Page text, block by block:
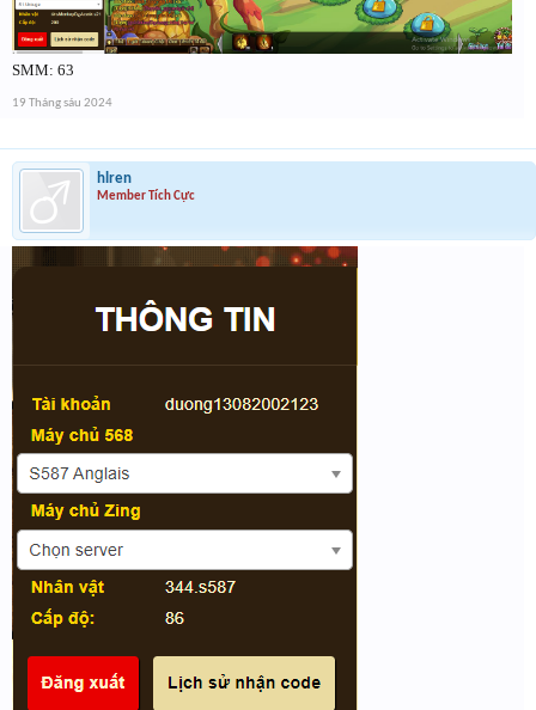
SMM: 63
19 Tháng sáu 2024
hlren
Member Tích Cực